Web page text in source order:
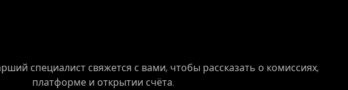
специалист свяжется с вами, чтобы рассказать о комиссиях,
платформе и открытии счёта.